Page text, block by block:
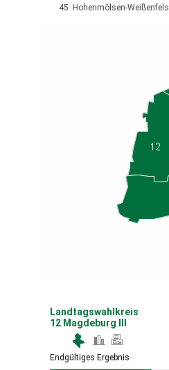
45 Hohenmölsen-Weißenfels
Landtagswahlkreis
12 Magdeburg III
Endgültiges Ergebnis